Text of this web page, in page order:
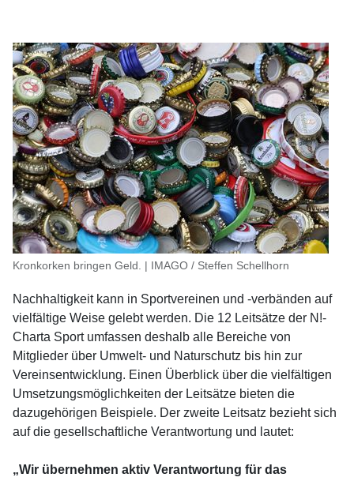
Kronkorken bringen Geld. | IMAGO / Steffen Schellhorn
Nachhaltigkeit kann in Sportvereinen und -verbänden auf
vielfältige Weise gelebt werden. Die 12 Leitsätze der N!-
Charta Sport umfassen deshalb alle Bereiche von
Mitglieder über Umwelt- und Naturschutz bis hin zur
Vereinsentwicklung. Einen Überblick über die vielfältigen
Umsetzungsmöglichkeiten der Leitsätze bieten die
dazugehörigen Beispiele. Der zweite Leitsatz bezieht sich
auf die gesellschaftliche Verantwortung und lautet:
„Wir übernehmen aktiv Verantwortung für das